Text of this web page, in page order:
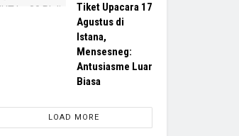
Tiket Upacara 17
Agustus di
Istana,
Mensesneg:
Antusiasme Luar
Biasa
LOAD MORE